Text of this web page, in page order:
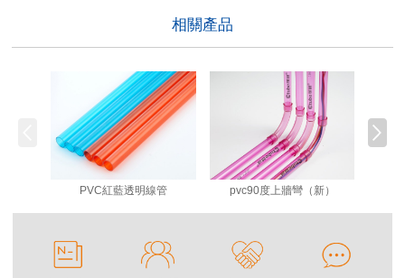
相關產品
PVC紅藍透明線管 pvc90度上牆彎（新）